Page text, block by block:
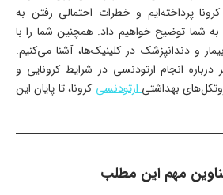
پرداخته‌ایم و خطرات احتمالی رفتن به
به شما توضیح خواهیم داد. همچنین شما را با
و دندانپزشک در کلینیک‌ها، آشنا می‌کنیم.
انجام ارتودنسی در شرایط کرونایی و
بهداشتیارتودنسی کرونا، تا پایان این
مهم این مطلب